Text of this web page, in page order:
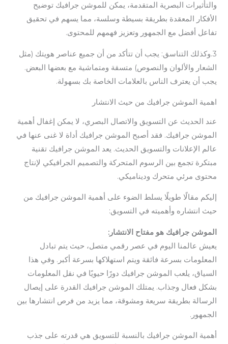
والتأثيرات البصرية المتقدمة، يمكن للموشن جرافيك توضيح
الأفكار المعقدة بطريقة بسيطة وسلسة، مما يسهم في تحقيق
تفاعل أفضل مع الجمهور وتعزيز فهمهم للمحتوى.
3.وكذلك التناسق: يجب أن تتأكد من أن جميع عناصر هويتك (مثل
الشعار والألوان والنصوص) متسقة ومتماشية مع بعضها البعض.
يجب أن يعترف الناس بالعلامات الخاصة بك بسهولة.
اهمية الموشن جرافيك من حيث الانتشار
عند الحديث عن التسويق والاتصال البصري، لا يمكن إغفال أهمية
الموشن جرافيك. فقد أصبح الموشن جرافيك أداة لا غنى عنها في
عالم الإعلانات والتسويق الحديث. يعد الموشن جرافيك تقنية
مبتكرة تجمع بين الرسوم المتحركة والتصميم الجرافيكي لإنتاج
محتوى مرئي متحرك وديناميكي.
إليكم مقالًا طويلًا يسلط الضوء على أهمية الموشن جرافيك من
حيث انتشاره وأهميته في التسويق:
الموشن جرافيك هو مفتاح الانتشار:
يعيش عالمنا اليوم في عصر رقمي متصل، حيث يتم تبادل
المعلومات بسرعة فائقة ويتم استهلاكها بسرعة أكبر. وفي هذا
السياق، يلعب الموشن جرافيك دورًا حيويًا في نقل المعلومات
بشكل فعال وجذاب. يمتلك الموشن جرافيك القدرة على إيصال
الرسالة بطريقة سريعة ومشوقة، مما يزيد من فرص انتشارها بين
الجمهور.
أهمية الموشن جرافيك بالنسبة للتسويق هي قدرته على جذب